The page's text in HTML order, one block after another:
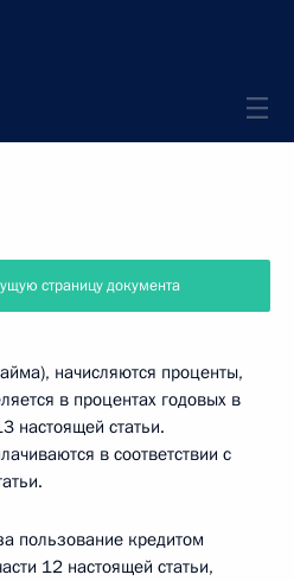
страницу документа
начисляются проценты,
в процентах годовых в
настоящей статьи.
в соответствии с
пользование кредитом
12 настоящей статьи,